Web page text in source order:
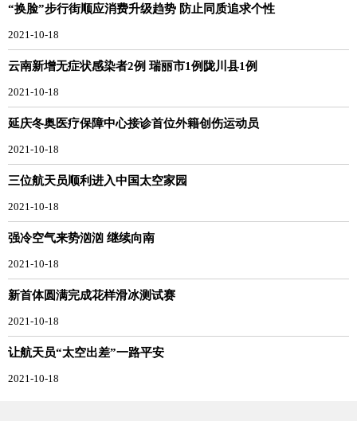
“换脸”步行街顺应消费升级趋势 防止同质追求个性
2021-10-18
云南新增无症状感染者2例 瑞丽市1例陇川县1例
2021-10-18
延庆冬奥医疗保障中心接诊首位外籍创伤运动员
2021-10-18
三位航天员顺利进入中国太空家园
2021-10-18
强冷空气来势汹汹 继续向南
2021-10-18
新首体圆满完成花样滑冰测试赛
2021-10-18
让航天员“太空出差”一路平安
2021-10-18